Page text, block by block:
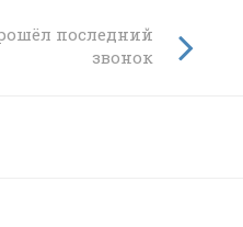
последний
звонок